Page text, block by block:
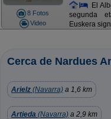
8 Fotos
Video
El
segunda
Euskera
Cerca de Nardues
Arielz (Navarra) a 1,6 km
Artieda (Navarra) a 2,9 km